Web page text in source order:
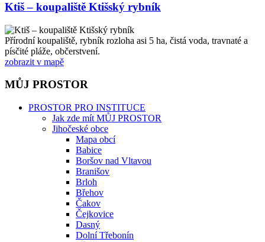
Ktiš – koupaliště Ktišský rybník
Přírodní koupaliště, rybník rozloha asi 5 ha, čistá voda, travnaté a
písčité pláže, občerstvení.
zobrazit v mapě
MŮJ PROSTOR
PROSTOR PRO INSTITUCE
Jak zde mít MŮJ PROSTOR
Jihočeské obce
Mapa obcí
Babice
Boršov nad Vltavou
Branišov
Brloh
Břehov
Čakov
Čejkovice
Dasný
Dolní Třebonín